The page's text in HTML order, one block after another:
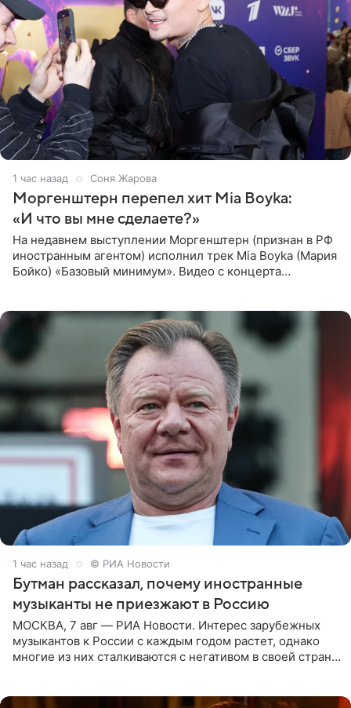
1 час назад Соня Жарова
Моргенштерн перепел хит Mia Boyka:
«И что вы мне сделаете?»
На недавнем выступлении Моргенштерн (признан в РФ
иностранным агентом) исполнил трек Mia Boyka (Мария
Бойко) «Базовый минимум». Видео с концерта
1 час назад © РИА Новости
Бутман рассказал, почему иностранные
музыканты не приезжают в Россию
МОСКВА, 7 авг — РИА Новости. Интерес зарубежных
музыкантов к России с каждым годом растет, однако
многие из них сталкиваются с негативом в своей стране